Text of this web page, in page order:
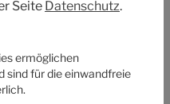
Mitteln zum
kann schmerzhaft
Seite Datenschutz.
ermöglichen
sind für die einwandfreie